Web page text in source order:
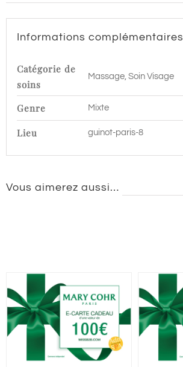
min
Ponthieu
Informations complémentaires
Catégorie de
soins
Massage, Soin Visage
Genre Mixte
Lieu guinot-paris-8
Vous aimerez aussi…